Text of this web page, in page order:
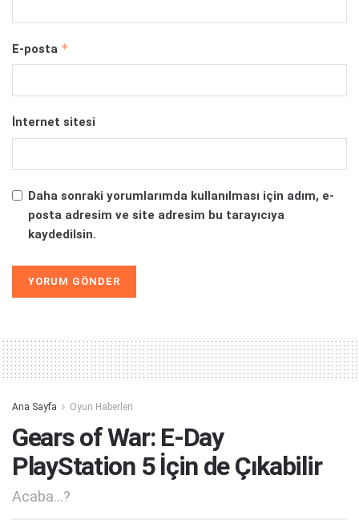
E-posta *
İnternet sitesi
Daha sonraki yorumlarımda kullanılması için adım, e-
posta adresim ve site adresim bu tarayıcıya
kaydedilsin.
Ana Sayfa Oyun Haberleri
Gears of War: E-Day
PlayStation 5 İçin de Çıkabilir
Acaba...?